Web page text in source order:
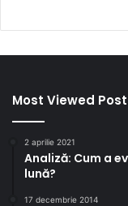
Most Viewed
2 aprilie 2021
Analiză: Cum a
lună?
17 decembrie 2014